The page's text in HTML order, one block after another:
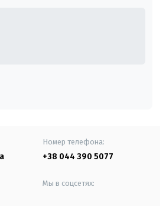
Номер телефона:
+38 044 390 5077
Мы в соцсетях: